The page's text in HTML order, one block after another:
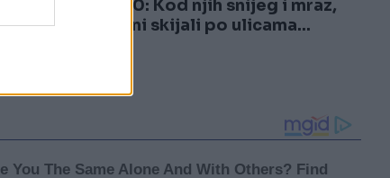
plus 40: Kod njih snijeg i mraz,
građani skijali po ulicama...